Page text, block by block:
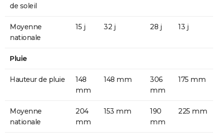
de soleil
Moyenne
nationale
15 j 32 j 28 j 13 j
Pluie
Hauteur de pluie
148
mm
148 mm
306
mm
175 mm
Moyenne
nationale
204
mm
153 mm
190
mm
225 mm